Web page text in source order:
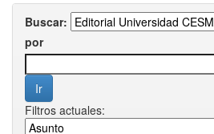
Buscar:
por
Filtros actuales: